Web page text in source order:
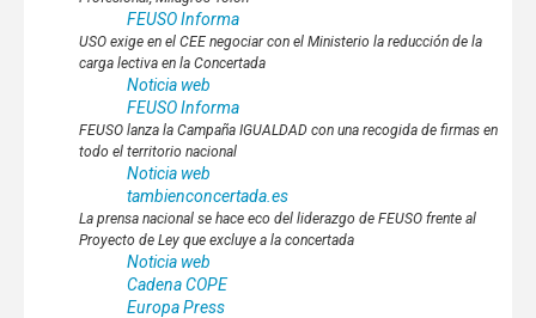
FEUSO Informa
USO exige en el CEE negociar con el Ministerio la reducción de la
carga lectiva en la Concertada
Noticia web
FEUSO Informa
FEUSO lanza la Campaña IGUALDAD con una recogida de firmas en
todo el territorio nacional
Noticia web
tambienconcertada.es
La prensa nacional se hace eco del liderazgo de FEUSO frente al
Proyecto de Ley que excluye a la concertada
Noticia web
Cadena COPE
Europa Press